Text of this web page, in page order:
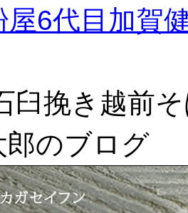
屋6代目加賀
臼挽き越前
郎のブログ